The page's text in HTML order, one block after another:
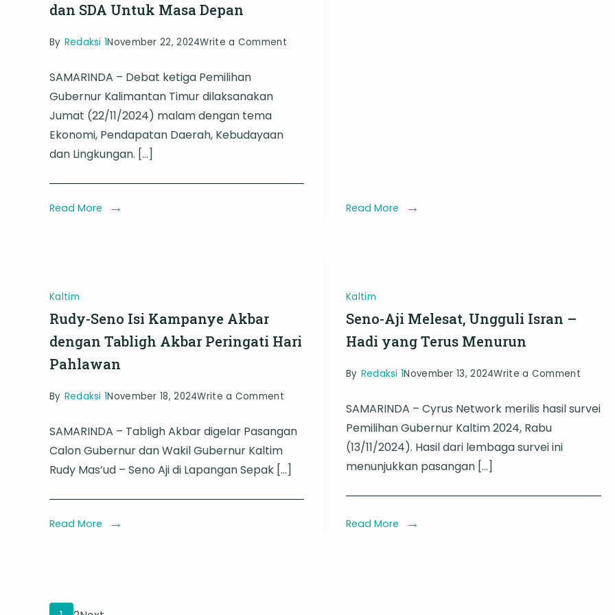
dan SDA Untuk Masa Depan
By Redaksi 1November 22, 2024Write a Commenton
Menjaga
SAMARINDA – Debat ketiga Pemilihan
Gubernur Kalimantan Timur dilaksanakan
Jumat (22/11/2024) malam dengan tema
Ekonomi, Pendapatan Daerah, Kebudayaan
dan Lingkungan. […]
Read More Read More
Kaltim
Rudy-Seno Isi Kampanye Akbar
dengan Tabligh Akbar Peringati Hari
Pahlawan
By Redaksi 1November 18, 2024Write a Commenton
Seno
Kampanye
Akbar
SAMARINDA – Tabligh Akbar digelar Pasangan
Calon Gubernur dan Wakil Gubernur Kaltim
Rudy Mas’ud – Seno Aji di Lapangan Sepak […]
Read More
Kaltim
Seno-Aji Melesat, Ungguli Isran –
Hadi yang Terus Menurun
By Redaksi 1November 13, 2024Write a Commenton
Aji
–
SAMARINDA – Cyrus Network merilis hasil survei
Pemilihan Gubernur Kaltim 2024, Rabu
(13/11/2024). Hasil dari lembaga survei ini
menunjukkan pasangan […]
Read More